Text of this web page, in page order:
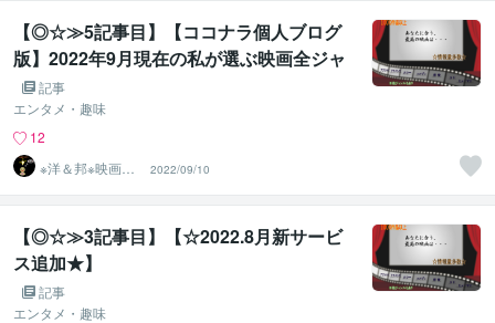
【◎☆≫5記事目】【ココナラ個人ブログ
版】2022年9月現在の私が選ぶ映画全ジャ
ンルオススメ第１位～無料掲載ver～
記事
エンタメ・趣味
12
※洋＆邦※映画10
00作以上鑑賞済
のST
2022/09/10
【◎☆≫3記事目】【☆2022.8月新サービ
ス追加★】
記事
エンタメ・趣味